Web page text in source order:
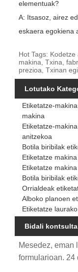
elementuak?
A: Itsasoz, airez
eskaera egokiena
Hot Tags:
makina, Txina,
prezioa, Txinan
Lotutako
Etiketatze-
makina
Etiketatze-
anitzekoa
Botila biribilak
Etiketatze
Etiketatze
Botila biribilak
Orrialdeak
Alboko planoen
Etiketatze
Bidali kontsulta
Mesedez, eman
formularioan. 24